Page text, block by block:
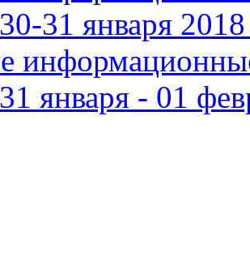
31 января 2018
января - 01